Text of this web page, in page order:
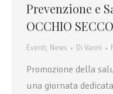
Prevenzione e
OCCHIO SECCO
Eventi, News Di Vanni
Promozione della
una giornata